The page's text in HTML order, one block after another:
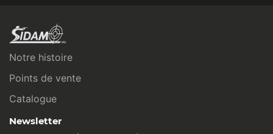
Notre histoire
Points de vente
Catalogue
Newsletter